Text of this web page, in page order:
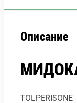
Описание
TOLPERISONE